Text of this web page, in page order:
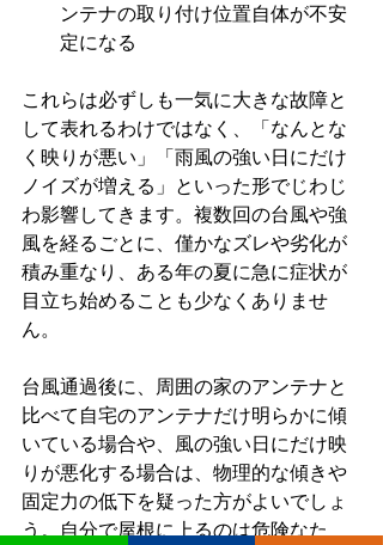
ンテナの取り付け位置自体が不安
定になる
これらは必ずしも一気に大きな故障と
して表れるわけではなく、「なんとな
く映りが悪い」「雨風の強い日にだけ
ノイズが増える」といった形でじわじ
わ影響してきます。複数回の台風や強
風を経るごとに、僅かなズレや劣化が
積み重なり、ある年の夏に急に症状が
目立ち始めることも少なくありませ
ん。
台風通過後に、周囲の家のアンテナと
比べて自宅のアンテナだけ明らかに傾
いている場合や、風の強い日にだけ映
りが悪化する場合は、物理的な傾きや
固定力の低下を疑った方がよいでしょ
う。自分で屋根に上るのは危険なた